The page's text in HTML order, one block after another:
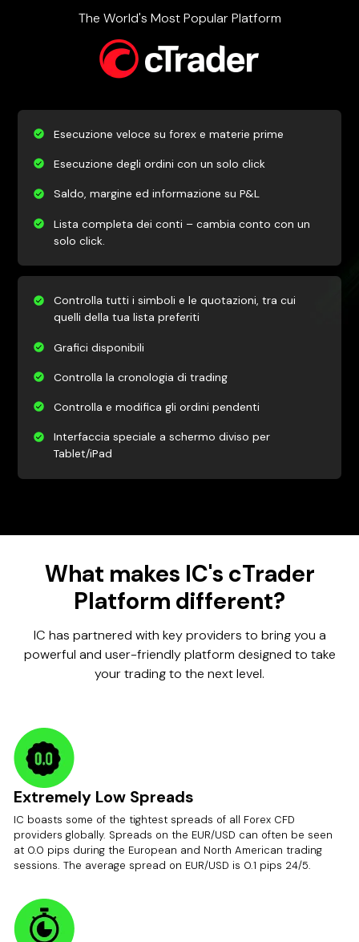
The World's Most Popular Platform
Esecuzione veloce su forex e materie prime
Esecuzione degli ordini con un solo click
Saldo, margine ed informazione su P&L
Lista completa dei conti – cambia conto con un
solo click.
Controlla tutti i simboli e le quotazioni, tra cui
quelli della tua lista preferiti
Grafici disponibili
Controlla la cronologia di trading
Controlla e modifica gli ordini pendenti
Interfaccia speciale a schermo diviso per
Tablet/iPad
What makes IC's cTrader
Platform different?
IC has partnered with key providers to bring you a
powerful and user-friendly platform designed to take
your trading to the next level.
Extremely Low Spreads
IC boasts some of the tightest spreads of all Forex CFD
providers globally. Spreads on the EUR/USD can often be seen
at 0.0 pips during the European and North American trading
sessions. The average spread on EUR/USD is 0.1 pips 24/5.